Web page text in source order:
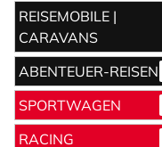
REISEMOBILE |
CARAVANS
ABENTEUER-REISEN
SPORTWAGEN
RACING